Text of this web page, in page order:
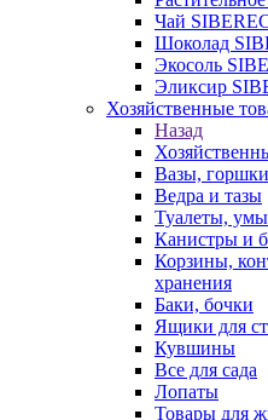
Чай
Шоколад
Экосоль
Эликсир
Хозяйственные
Назад
Вазы,
Ведра и тазы
Туалеты,
Канистры и
Корзины,
хранения
Баки, бочки
Ящики для
Кувшины
Все для сада
Лопаты
Товары для